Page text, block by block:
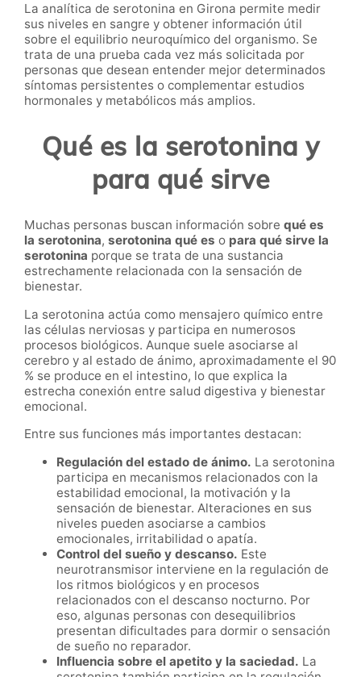
La analítica de serotonina en Girona permite medir
sus niveles en sangre y obtener información útil
sobre el equilibrio neuroquímico del organismo. Se
trata de una prueba cada vez más solicitada por
personas que desean entender mejor determinados
síntomas persistentes o complementar estudios
hormonales y metabólicos más amplios.
Qué es la serotonina y
para qué sirve
Muchas personas buscan información sobre qué es
la serotonina, serotonina qué es o para qué sirve la
serotonina porque se trata de una sustancia
estrechamente relacionada con la sensación de
bienestar.
La serotonina actúa como mensajero químico entre
las células nerviosas y participa en numerosos
procesos biológicos. Aunque suele asociarse al
cerebro y al estado de ánimo, aproximadamente el 90
% se produce en el intestino, lo que explica la
estrecha conexión entre salud digestiva y bienestar
emocional.
Entre sus funciones más importantes destacan:
Regulación del estado de ánimo. La serotonina
participa en mecanismos relacionados con la
estabilidad emocional, la motivación y la
sensación de bienestar. Alteraciones en sus
niveles pueden asociarse a cambios
emocionales, irritabilidad o apatía.
Control del sueño y descanso. Este
neurotransmisor interviene en la regulación de
los ritmos biológicos y en procesos
relacionados con el descanso nocturno. Por
eso, algunas personas con desequilibrios
presentan dificultades para dormir o sensación
de sueño no reparador.
Influencia sobre el apetito y la saciedad. La